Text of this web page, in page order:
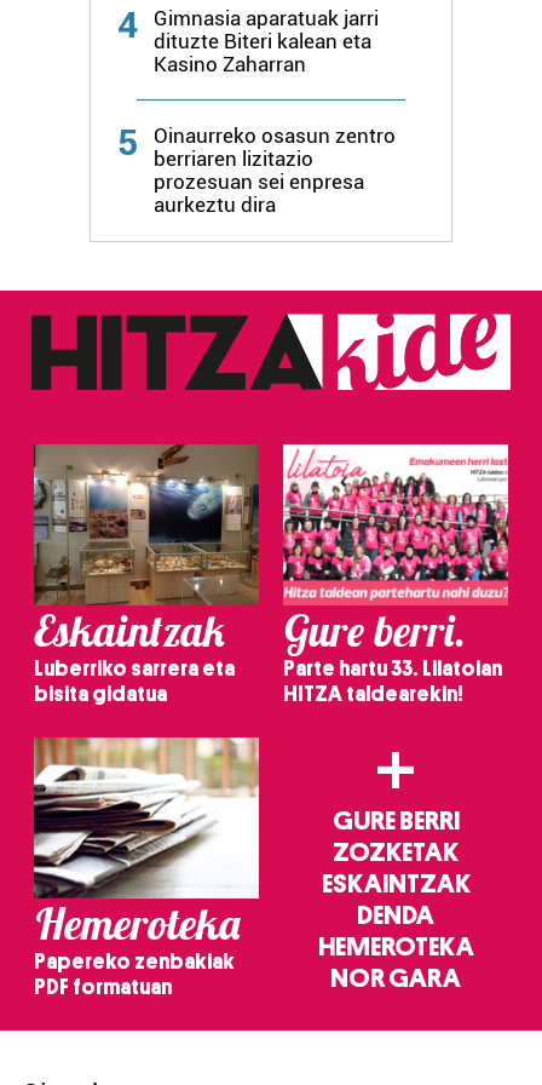
4
Gimnasia aparatuak jarri
dituzte Biteri kalean eta
Kasino Zaharran
5
Oinaurreko osasun zentro
berriaren lizitazio
prozesuan sei enpresa
aurkeztu dira
Eskaintzak
Luberriko sarrera eta
bisita gidatua
Gure berri.
Parte hartu 33. Lilatoian
HITZA taldearekin!
Hemeroteka
Papereko zenbakiak
PDF formatuan
+
GURE BERRI
ZOZKETAK
ESKAINTZAK
DENDA
HEMEROTEKA
NOR GARA